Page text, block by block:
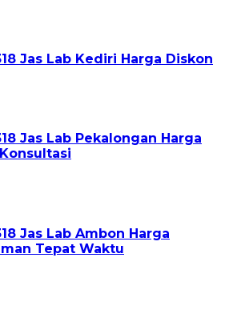
Jas Lab Kediri Harga Diskon
Jas Lab Pekalongan Harga
Jas Lab Ambon Harga
Tepat Waktu